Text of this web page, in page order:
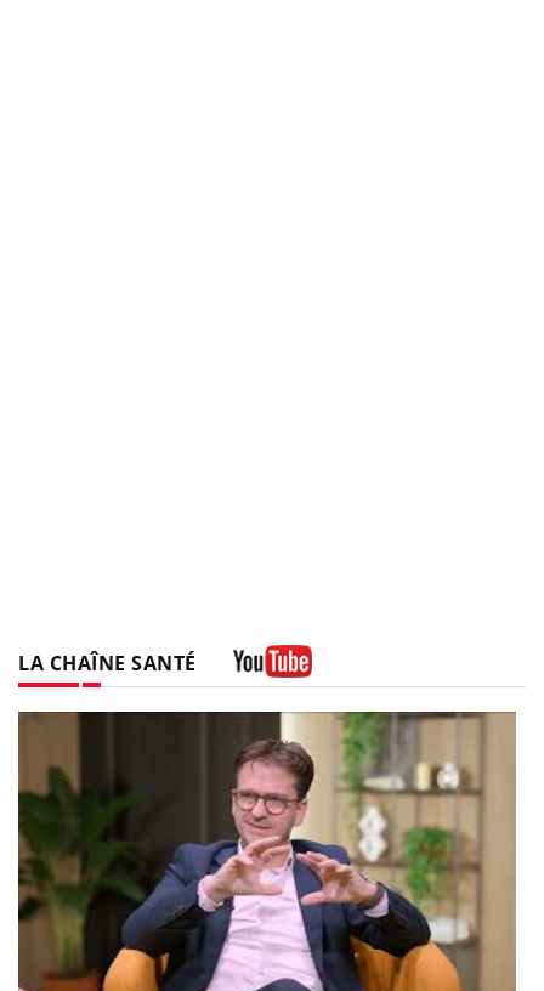
LA CHAÎNE SANTÉ